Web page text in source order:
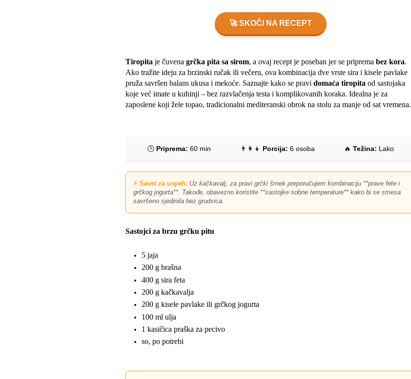
🚀 SKOČI NA RECEPT
Tiropitaje čuvena grčka pita sa sirom, a ovaj recept je poseban jer se priprema bez kora.
Ako tražite ideju za brzinski ručak ili večeru, ova kombinacija dve vrste sira i kisele pavlake
pruža savršen balans ukusa i mekoće. Saznajte kako se pravi domaća tiropita od sastojaka
koje već imate u kuhinji – bez razvlačenja testa i komplikovanih koraka. Idealna je za
zaposlene koji žele topao, tradicionalni mediteranski obrok na stolu za manje od sat vremena.
🕒 Priprema: 60 min 👨‍👩‍👧 Porcija: 6 osoba 🔥 Težina: Lako
⚡ Savet za uspeh: Uz kačkavalj, za pravi grčki šmek preporučujem kombinaciju **prave fete i
grčkog jogurta**. Takođe, obavezno koristite **sastojke sobne temperature** kako bi se smesa
savršeno sjedinila bez grudvica.
Sastojci za brzu grčku pitu
5 jaja
200 g brašna
400 g sira feta
200 g kačkavalja
200 g kisele pavlake ili grčkog jogurta
100 ml ulja
1 kasičica praška za pecivo
so, po potrebi